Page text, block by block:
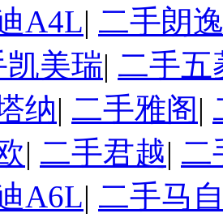
A4L| 二手朗
凯美瑞| 二手五
纳| 二手雅阁|
| 二手君越| 二
A6L| 二手马